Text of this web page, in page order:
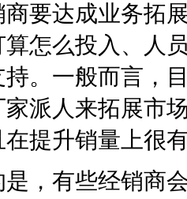
达成业务拓展
怎么投入、人
。一般而言，
派人来拓展市
在提升销量上很
有些经销商会